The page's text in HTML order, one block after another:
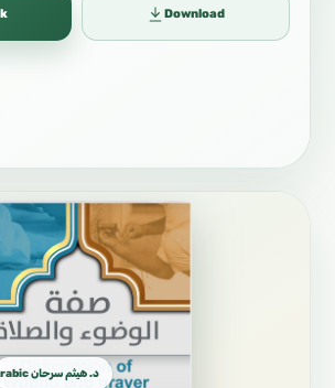
Download
د. هيثم سرحان Arabic العربية